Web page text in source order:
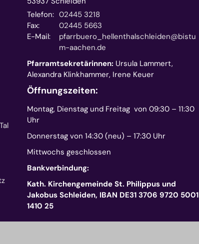
Telefon: 02445 3218
Fax:
02445 5663
E-Mail:
pfarrbuero_hellenthalschleiden@bistu
m-aachen.de
Pfarramtsekretärinnen: Ursula Lammert,
Alexandra Klinkhammer, Irene Keuer
Öffnungszeiten:
Montag, Dienstag und Freitag von 09:30 – 11:30
Uhr
Donnerstag von 14:30 (neu) – 17:30 Uhr
Mittwochs geschlossen
Bankverbindung:
Kath. Kirchengemeinde St. Philippus und
Jakobus Schleiden, IBAN DE31 3706 9720 5001
1410 25